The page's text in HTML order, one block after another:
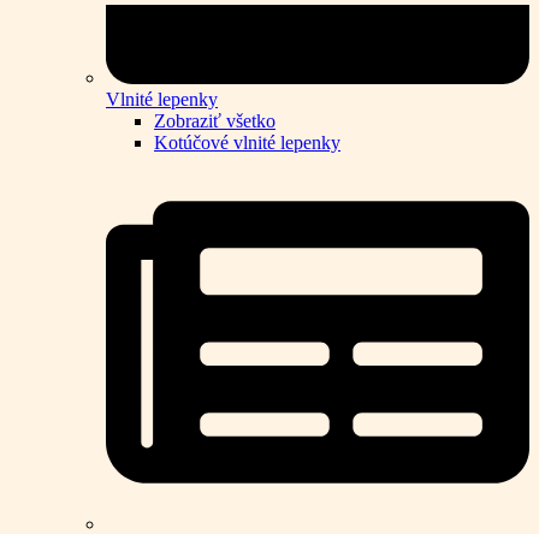
Vlnité lepenky
Zobraziť všetko
Kotúčové vlnité lepenky